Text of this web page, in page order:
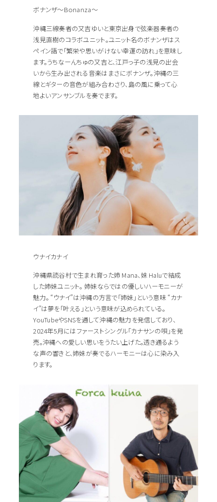
ボナンザ～Bonanza～
沖縄三線奏者の又吉ゆいと東京出身で弦楽器奏者の
浅見直樹のコラボユニット。ユニット名のボナンザはス
ペイン語で「繁栄や思いがけない幸運の訪れ」を意味し
ます。うちなーんちゅの又吉と、江戸っ子の浅見の出会
いから生み出される音楽はまさにボナンザ。沖縄の三
線とギターの音色が組み合わさり、島の風に乗って心
地よいアンサンブルを奏でます。
ウナイカナイ
沖縄県読谷村で生まれ育った姉 Mana、妹 Haluで結成
した姉妹ユニット。 姉妹ならではの優しいハーモニーが
魅力。 “ウナイ”は沖縄の方言で「姉妹」という意味 “カナ
イ”は夢を「叶える」という意味が込められている。
YouTubeやSNSを通して沖縄の魅力を発信しており、
2024年5月にはファーストシングル「カナサンの唄」を発
売。沖縄への愛しい思いをうたい上げた。透き通るよう
な声の響きと、姉妹が奏でるハーモニーは心に染み入
ります。